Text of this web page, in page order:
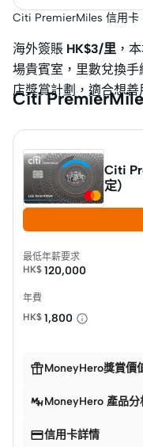
Citi PremierMiles 信用卡
海外簽賬 HK$3/里 ，
場貴賓室，里數兌換
店獎賞計劃，適合想善
Citi
Citi
定）
最低年薪要求
HK$ 120,000
年費
HK$ 1,800
MoneyHero獎賞價
MoneyHero 產品分
信用卡詳情